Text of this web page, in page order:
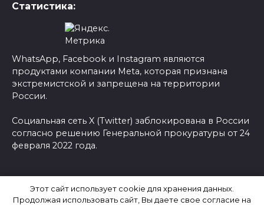
Статистика:
WhatsApp, Facebook и Instagram являются
продуктами компании Meta, которая признана
экстремистской и запрещена на территории
России.
Социальная сеть X (Twitter) заблокирована в России
согласно решению Генеральной прокуратуры от 24
февраля 2022 года.
Последние новости России
Этот сайт использует cookie для хранения данных.
Продолжая использовать сайт, Вы даете свое согласие на